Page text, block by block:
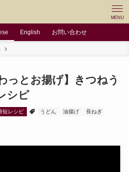
MENU
English お問い合わせ
っとお揚げ】きつねう
シピ
短レシピ うどん 油揚げ 長ねぎ